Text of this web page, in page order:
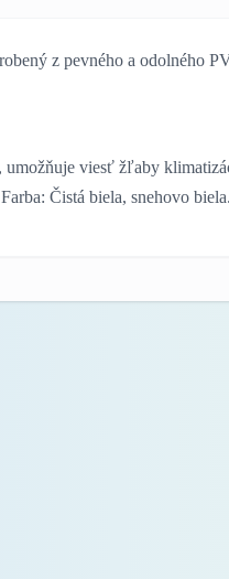
z pevného a odolného
umožňuje viesť žľaby
Čistá biela, snehovo biela.